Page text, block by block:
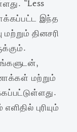
“Less
இந்த
தினசரி
மற்றும்
புரியும்